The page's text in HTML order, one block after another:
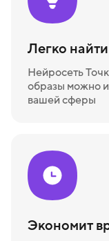
Легко
Нейросеть
образы можно
вашей сферы
Экономит